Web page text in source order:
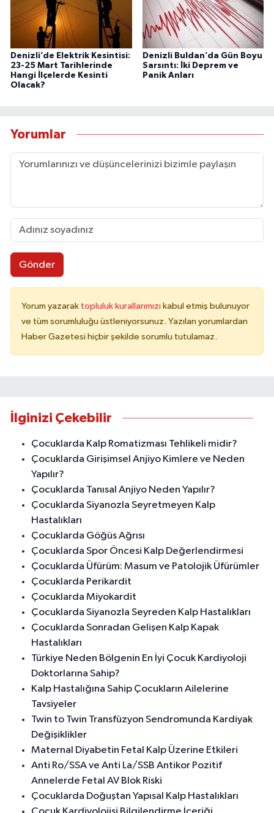
Denizli’de Elektrik Kesintisi:
23-25 Mart Tarihlerinde
Hangi İlçelerde Kesinti
Olacak?
Denizli Buldan’da Gün Boyu
Sarsıntı: İki Deprem ve
Panik Anları
Yorumlar
Gönder
Yorum yazarak topluluk kurallarımızı kabul etmiş bulunuyor
ve tüm sorumluluğu üstleniyorsunuz. Yazılan yorumlardan
Haber Gazetesi hiçbir şekilde sorumlu tutulamaz.
İlginizi Çekebilir
Çocuklarda Kalp Romatizması Tehlikeli midir?
Çocuklarda Girişimsel Anjiyo Kimlere ve Neden
Yapılır?
Çocuklarda Tanısal Anjiyo Neden Yapılır?
Çocuklarda Siyanozla Seyretmeyen Kalp
Hastalıkları
Çocuklarda Göğüs Ağrısı
Çocuklarda Spor Öncesi Kalp Değerlendirmesi
Çocuklarda Üfürüm: Masum ve Patolojik Üfürümler
Çocuklarda Perikardit
Çocuklarda Miyokardit
Çocuklarda Siyanozla Seyreden Kalp Hastalıkları
Çocuklarda Sonradan Gelişen Kalp Kapak
Hastalıkları
Türkiye Neden Bölgenin En İyi Çocuk Kardiyoloji
Doktorlarına Sahip?
Kalp Hastalığına Sahip Çocukların Ailelerine
Tavsiyeler
Twin to Twin Transfüzyon Sendromunda Kardiyak
Değişiklikler
Maternal Diyabetin Fetal Kalp Üzerine Etkileri
Anti Ro/SSA ve Anti La/SSB Antikor Pozitif
Annelerde Fetal AV Blok Riski
Çocuklarda Doğuştan Yapısal Kalp Hastalıkları